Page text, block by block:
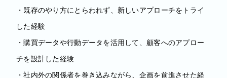
・既存のやり方にとらわれず、新しいアプローチをトライ
した経験
・購買データや行動データを活用して、顧客へのアプロー
チを設計した経験
・社内外の関係者を巻き込みながら、企画を前進させた経